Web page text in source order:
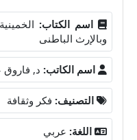
اسم الكتاب:
وبالإرث الباطنى
اسم الكاتب: د,
التصنيف: فكر وثقافة
اللغة: عربي